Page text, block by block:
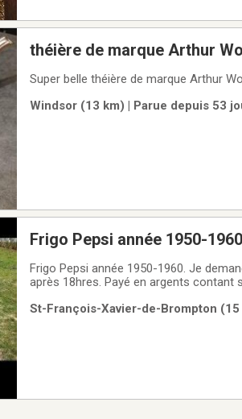
Windsor (13 km) | Parue depuis 53
Frigo Pepsi année 1950-1960
Frigo Pepsi année 1950-1960. Je demande 75.00 . Pour plus d'information demande Alain au 819 517 8827
après 18hres. Payé en argents contant
St-François-Xavier-de-Brompton